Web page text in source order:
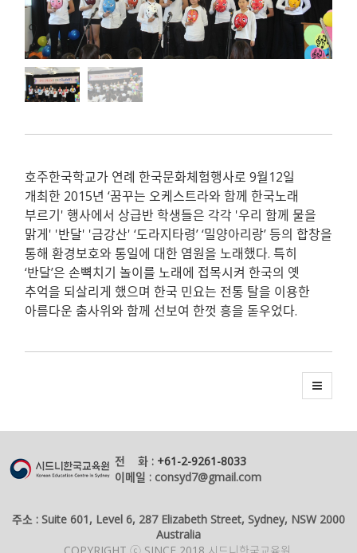
호주한국학교가 연례 한국문화체험행사로 9월12일
개최한 2015년 ‘꿈꾸는 오케스트라와 함께 한국노래
부르기' 행사에서 상급반 학생들은 각각 '우리 함께 물을
맑게' '반달' '금강산' ‘도라지타령’ ‘밀양아리랑’ 등의 합창을
통해 환경보호와 통일에 대한 염원을 노래했다. 특히
‘반달’은 손뼉치기 놀이를 노래에 접목시켜 한국의 옛
추억을 되살리게 했으며 한국 민요는 전통 탈을 이용한
아름다운 춤사위와 함께 선보여 한껏 흥을 돋우었다.
전 화 : +61-2-9261-8033
이메일 : consyd7@gmail.com
주소 : Suite 601, Level 6, 287 Elizabeth Street, Sydney, NSW 2000
Australia
COPYRIGHT ⓒ SINCE 2018 시드니한국교육원.